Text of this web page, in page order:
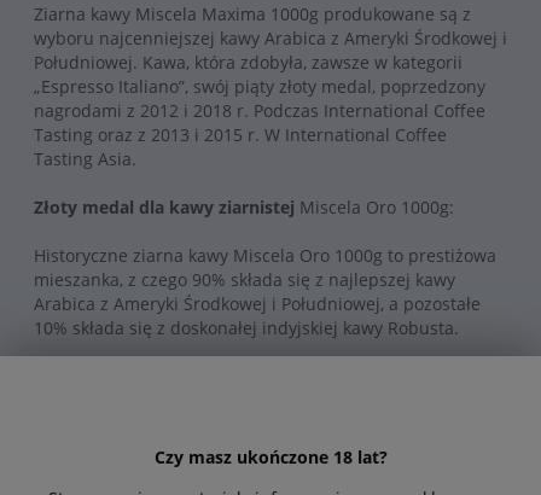
Czy masz ukończone 18 lat?
Ziarna kawy Miscela Maxima 1000g produkowane są z
wyboru najcenniejszej kawy Arabica z Ameryki Środkowej i
Południowej. Kawa, która zdobyła, zawsze w kategorii
„Espresso Italiano”, swój piąty złoty medal, poprzedzony
nagrodami z 2012 i 2018 r. Podczas International Coffee
Tasting oraz z 2013 i 2015 r. W International Coffee
Tasting Asia.
Złoty medal dla kawy ziarnistej Miscela Oro 1000g:
Historyczne ziarna kawy Miscela Oro 1000g to prestiżowa
mieszanka, z czego 90% składa się z najlepszej kawy
Arabica z Ameryki Środkowej i Południowej, a pozostałe
10% składa się z doskonałej indyjskiej kawy Robusta.
Coffee Tasting, zawsze w kategorii „Espresso Italiano”.
Miscela Oro 1000g: